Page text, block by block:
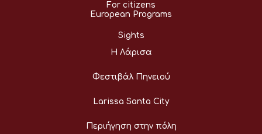
For citizens
European Programs
Sights
Η Λάρισα
Φεστιβάλ Πηνειού
Larissa Santa City
Περιήγηση στην πόλη